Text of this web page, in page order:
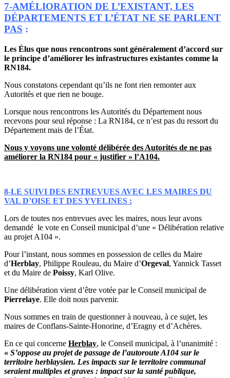
7-AMÉLIORATION DE L’EXISTANT, LES
DÉPARTEMENTS ET L’ÉTAT NE SE PARLENT
PAS :
Les Élus que nous rencontrons sont généralement d’accord sur
le principe d’améliorer les infrastructures existantes comme la
RN184.
Nous constatons cependant qu’ils ne font rien remonter aux
Autorités et que rien ne bouge.
Lorsque nous rencontrons les Autorités du Département nous
recevons pour seul réponse : La RN184, ce n’est pas du ressort du
Département mais de l’État.
Nous y voyons une volonté délibérée des Autorités de ne pas
améliorer la RN184 pour « justifier » l’A104.
8-LE SUIVI DES ENTREVUES AVEC LES MAIRES DU
VAL D’OISE ET DES YVELINES :
Lors de toutes nos entrevues avec les maires, nous leur avons
demandé le vote en Conseil municipal d’une « Délibération relative
au projet A104 ».
Pour l’instant, nous sommes en possession de celles du Maire
d’Herblay, Philippe Rouleau, du Maire d’Orgeval, Yannick Tasset
et du Maire de Poissy, Karl Olive.
Une délibération vient d’être votée par le Conseil municipal de
Pierrelaye. Elle doit nous parvenir.
Nous sommes en train de questionner à nouveau, à ce sujet, les
maires de Conflans-Sainte-Honorine, d’Eragny et d’Achères.
En ce qui concerne Herblay, le Conseil municipal, à l’unanimité :
« S’oppose au projet de passage de l’autoroute A104 sur le
territoire herblaysien. Les impacts sur le territoire communal
seraient multiples et graves : impact sur la santé publique,